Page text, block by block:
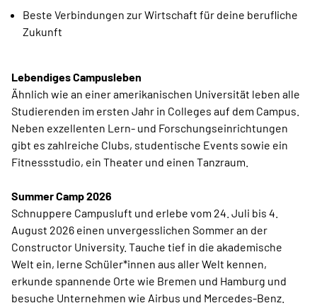
Beste Verbindungen zur Wirtschaft für deine berufliche
Zukunft
Lebendiges Campusleben
Ähnlich wie an einer amerikanischen Universität leben alle
Studierenden im ersten Jahr in Colleges auf dem Campus.
Neben exzellenten Lern- und Forschungseinrichtungen
gibt es zahlreiche Clubs, studentische Events sowie ein
Fitnessstudio, ein Theater und einen Tanzraum.
Summer Camp 2026
Schnuppere Campusluft und erlebe vom 24. Juli bis 4.
August 2026 einen unvergesslichen Sommer an der
Constructor University. Tauche tief in die akademische
Welt ein, lerne Schüler*innen aus aller Welt kennen,
erkunde spannende Orte wie Bremen und Hamburg und
besuche Unternehmen wie ­Airbus und Mercedes-Benz.